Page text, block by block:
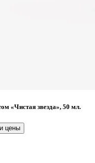
«Чистая звезда», 50 мл.